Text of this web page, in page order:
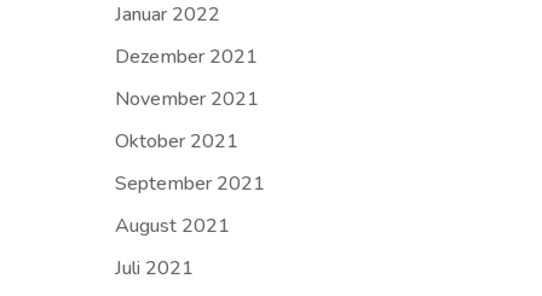
Januar 2022
Dezember 2021
November 2021
Oktober 2021
September 2021
August 2021
Juli 2021